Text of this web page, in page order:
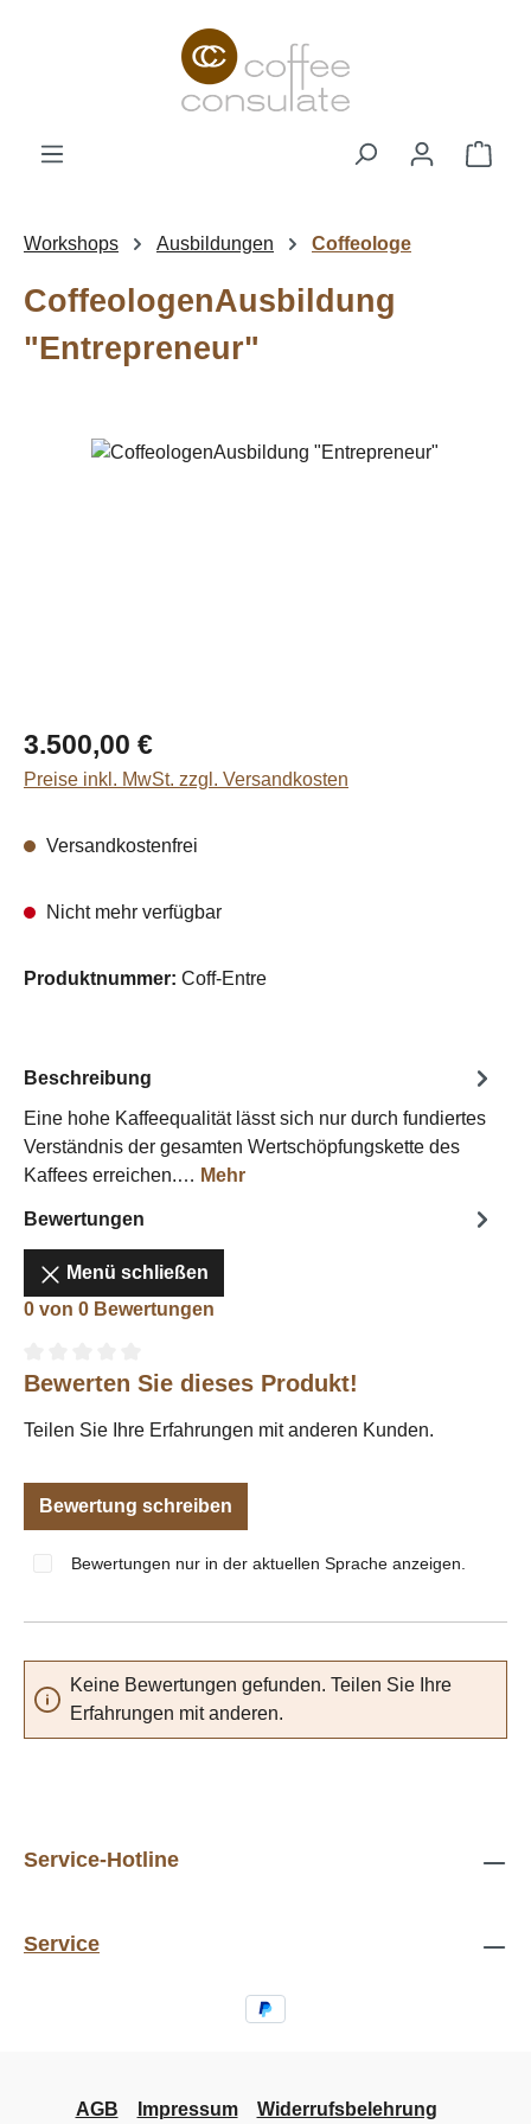
Zum Hauptinhalt springen
Workshops Ausbildungen Coffeologe
CoffeologenAusbildung
"Entrepreneur"
Bildergalerie überspringen
Regulärer Preis:
3.500,00 €
Preise inkl. MwSt. zzgl. Versandkosten
Versandkostenfrei
Nicht mehr verfügbar
Produktnummer: Coff-Entre
Beschreibung
Eine hohe Kaffeequalität lässt sich nur durch fundiertes
Verständnis der gesamten Wertschöpfungskette des
Kaffees erreichen.… Mehr
Bewertungen
Menü schließen
0 von 0 Bewertungen
Durchschnittliche Bewertung von 0 von 5 Sternen
Bewerten Sie dieses Produkt!
Teilen Sie Ihre Erfahrungen mit anderen Kunden.
Bewertung schreiben
Bewertungen nur in der aktuellen Sprache anzeigen.
Keine Bewertungen gefunden. Teilen Sie Ihre
Erfahrungen mit anderen.
Service-Hotline
Service
AGB Impressum Widerrufsbelehrung